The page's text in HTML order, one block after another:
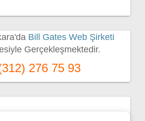
Bill Gates Web Şirketi
Gerçekleşmektedir.
276 75 93